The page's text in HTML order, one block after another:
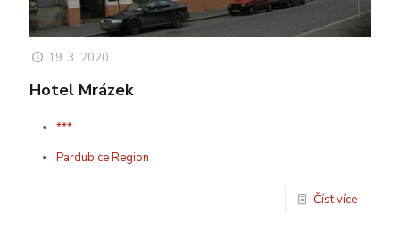
19. 3. 2020
Hotel Mrázek
***
Pardubice Region
Číst více